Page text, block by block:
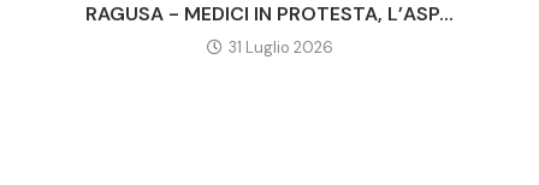
RAGUSA - MEDICI IN PROTESTA, L’ASP...
31 Luglio 2026